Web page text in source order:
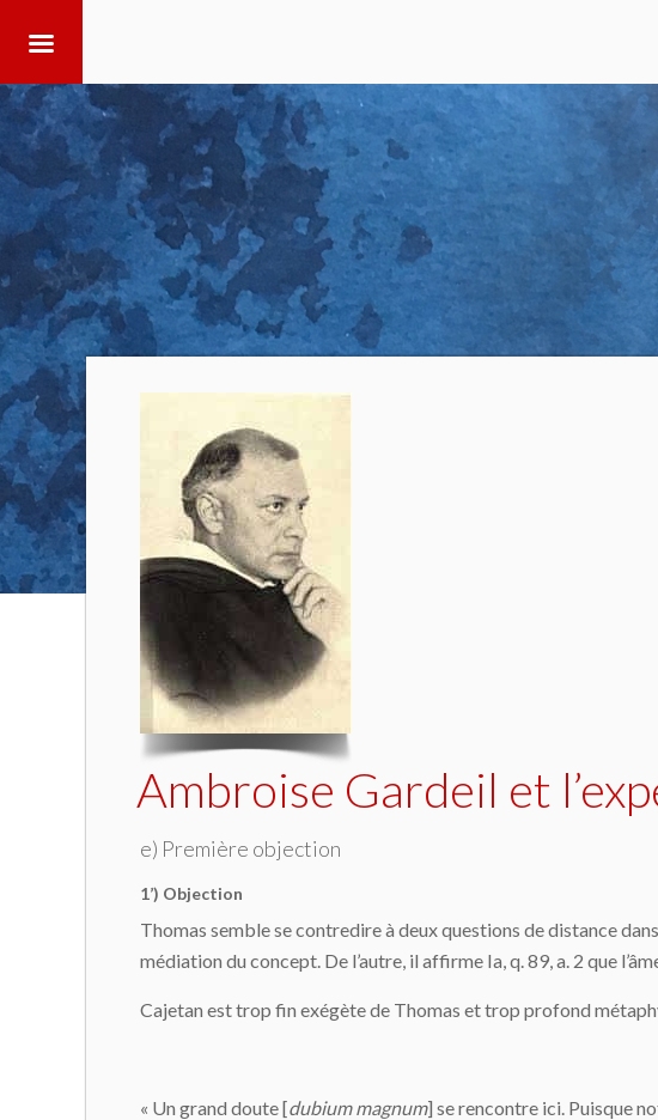
Ambroise Gardeil et
e) Première objection
1’) Objection
Thomas semble se contredire à deux questions de distance
médiation du concept. De l’autre, il affirme Ia, q. 89, a. 2 que
Cajetan est trop fin exégète de Thomas et trop profond
« Un grand doute [dubium magnum] se rencontre ici. Puisque